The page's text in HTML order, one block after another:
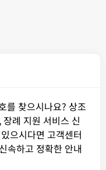
를 찾으시나요? 상조
례 지원 서비스 신
으시다면 고객센터
속하고 정확한 안내